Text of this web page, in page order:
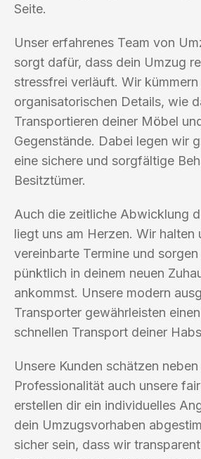
Seite.
Unser erfahrenes Team von
sorgt dafür, dass dein Umzug
stressfrei verläuft. Wir kümmern
organisatorischen Details, wie
Transportieren deiner Möbel
Gegenstände. Dabei legen wir
eine sichere und sorgfältige
Besitztümer.
Auch die zeitliche Abwicklung
liegt uns am Herzen. Wir halten
vereinbarte Termine und
pünktlich in deinem neuen
ankommst. Unsere modern
Transporter gewährleisten
schnellen Transport deiner
Unsere Kunden schätzen
Professionalität auch unsere
erstellen dir ein individuelles
dein Umzugsvorhaben
sicher sein, dass wir